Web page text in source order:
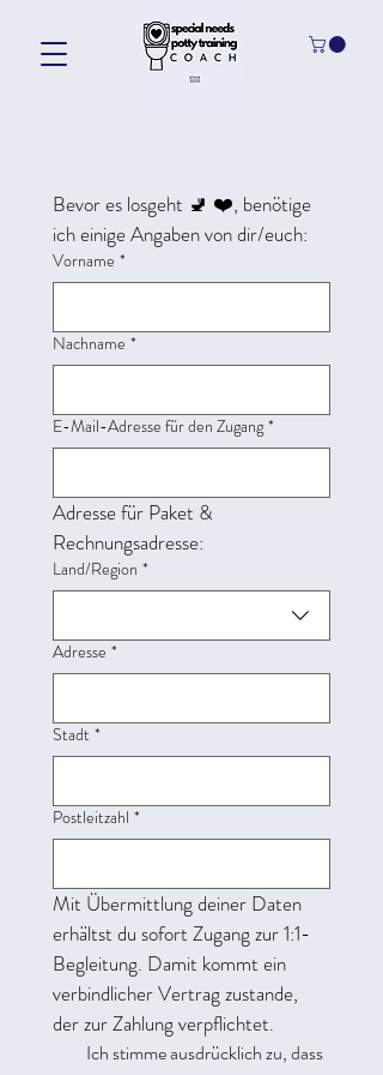
Bevor es losgeht 🚽 ❤️, benötige
Vorname *
Nachname *
E-Mail-Adresse für den Zugang *
Adresse für Paket &
Rechnungsadresse:
Mehrzeilige Adresse
Land/Region *
Adresse *
Stadt *
Postleitzahl *
Mit Übermittlung deiner Daten
erhältst du sofort Zugang zur 1:1-
Begleitung. Damit kommt ein
verbindlicher Vertrag zustande,
der zur Zahlung verpflichtet.
Ich stimme ausdrücklich zu, dass